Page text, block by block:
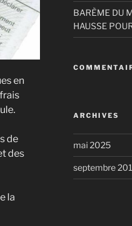
en
de
des
la
BARÈME DU
HAUSSE
ARCHIVES
mai 2025
septembre